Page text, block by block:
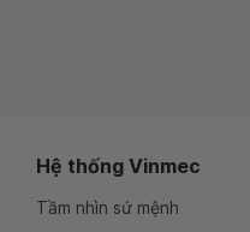
Hệ thống Vinmec
Tầm nhìn sứ mệnh